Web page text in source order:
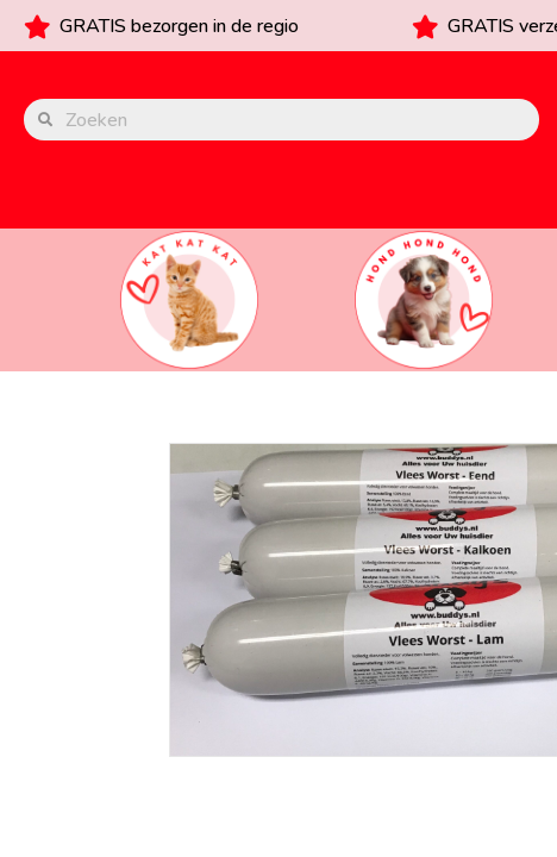
GRATIS bezorgen in de regio GRATIS